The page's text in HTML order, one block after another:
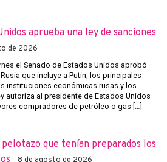
aprueba una ley de sanciones
de 2026
el Senado de Estados Unidos aprobó
que incluye a Putin, los principales
instituciones económicas rusas y los
autoriza al presidente de Estados Unidos
compradores de petróleo o gas […]
que tenían preparados los